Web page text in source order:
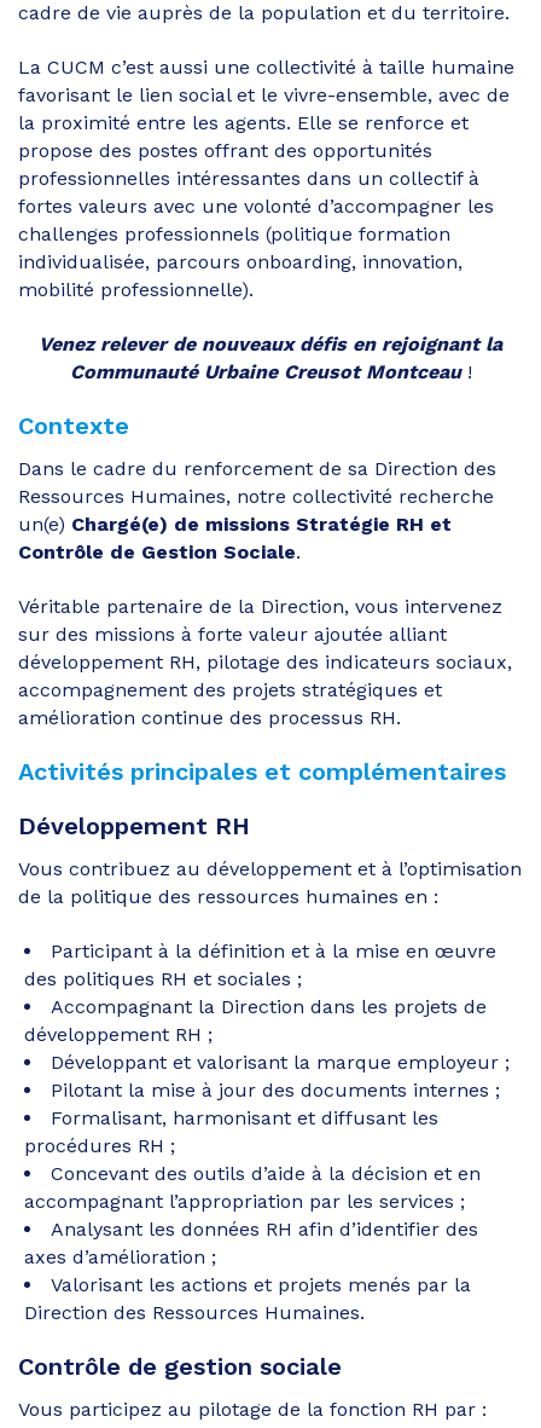
cadre de vie auprès de la population et du territoire.
La CUCM c’est aussi une collectivité à taille humaine
favorisant le lien social et le vivre-ensemble, avec de
la proximité entre les agents. Elle se renforce et
propose des postes offrant des opportunités
professionnelles intéressantes dans un collectif à
fortes valeurs avec une volonté d’accompagner les
challenges professionnels (politique formation
individualisée, parcours onboarding, innovation,
mobilité professionnelle).
Venez relever de nouveaux défis en rejoignant la
Communauté Urbaine Creusot Montceau !
Contexte
Dans le cadre du renforcement de sa Direction des
Ressources Humaines, notre collectivité recherche
un(e) Chargé(e) de missions Stratégie RH et
Contrôle de Gestion Sociale.
Véritable partenaire de la Direction, vous intervenez
sur des missions à forte valeur ajoutée alliant
développement RH, pilotage des indicateurs sociaux,
accompagnement des projets stratégiques et
amélioration continue des processus RH.
Activités principales et complémentaires
Développement RH
Vous contribuez au développement et à l’optimisation
de la politique des ressources humaines en :
Participant à la définition et à la mise en œuvre
des politiques RH et sociales ;
Accompagnant la Direction dans les projets de
développement RH ;
Développant et valorisant la marque employeur ;
Pilotant la mise à jour des documents internes ;
Formalisant, harmonisant et diffusant les
procédures RH ;
Concevant des outils d’aide à la décision et en
accompagnant l’appropriation par les services ;
Analysant les données RH afin d’identifier des
axes d’amélioration ;
Valorisant les actions et projets menés par la
Direction des Ressources Humaines.
Contrôle de gestion sociale
Vous participez au pilotage de la fonction RH par :